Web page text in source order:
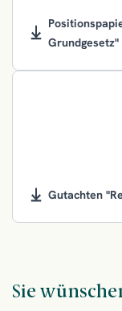
Grundgesetz"
Gutachten
Sie